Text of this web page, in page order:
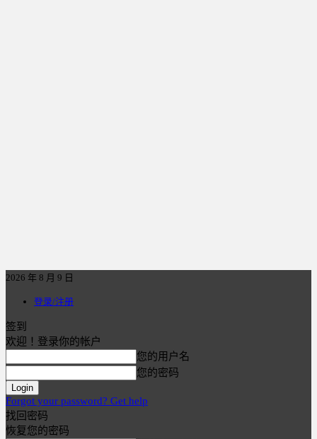
2026 年 8 月 9 日
登录/注册
签到
欢迎！登录你的帐户
您的用户名
您的密码
Forgot your password? Get help
找回密码
恢复您的密码